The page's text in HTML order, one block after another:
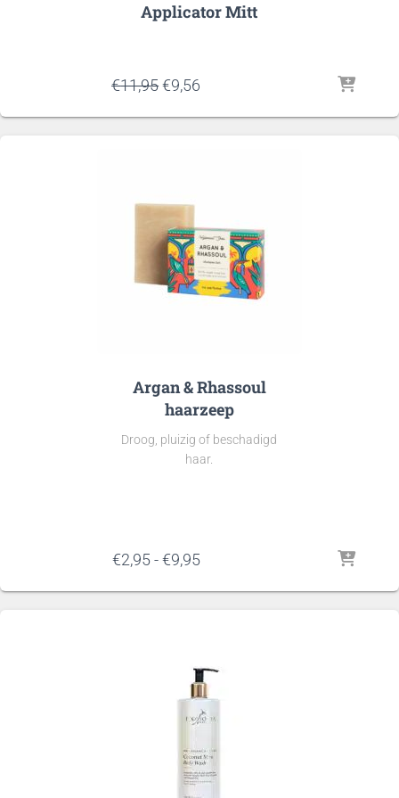
Applicator Mitt
€11,95Oorspronkelijke
was:
€9,56
is:
Argan & Rhassoul
haarzeep
Droog, pluizig of beschadigd
haar.
€2,95 - €9,95Prijsklasse:
tot